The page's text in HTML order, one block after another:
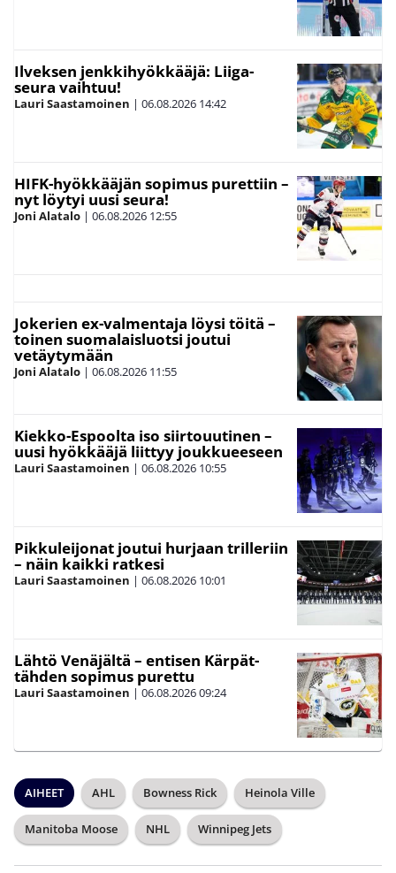
Ilveksen jenkkihyökkääjä: Liiga-
seura vaihtuu!
Lauri Saastamoinen | 06.08.2026 14:42
HIFK-hyökkääjän sopimus purettiin –
nyt löytyi uusi seura!
Joni Alatalo | 06.08.2026 12:55
Jokerien ex-valmentaja löysi töitä –
toinen suomalaisluotsi joutui
vetäytymään
Joni Alatalo | 06.08.2026 11:55
Kiekko-Espoolta iso siirtouutinen –
uusi hyökkääjä liittyy joukkueeseen
Lauri Saastamoinen | 06.08.2026 10:55
Pikkuleijonat joutui hurjaan trilleriin
– näin kaikki ratkesi
Lauri Saastamoinen | 06.08.2026 10:01
Lähtö Venäjältä – entisen Kärpät-
tähden sopimus purettu
Lauri Saastamoinen | 06.08.202609:24
AIHEET AHL Bowness Rick Heinola Ville
Manitoba Moose NHL Winnipeg Jets